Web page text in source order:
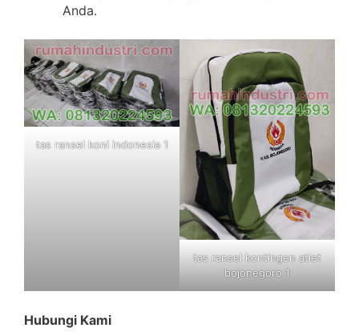
Anda.
tas ransel koni indonesia 1
tas ransel kontingen atlet
bojonegoro 1
Hubungi Kami